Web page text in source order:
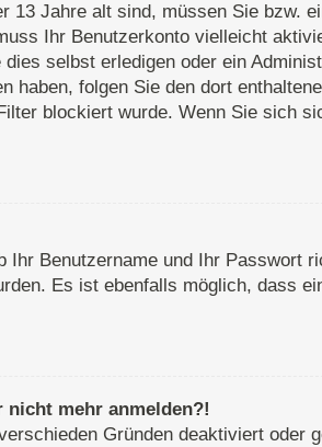
Jahre alt sind, müssen Sie bzw.
Ihr Benutzerkonto vielleicht
selbst erledigen oder ein
folgen Sie den dort
blockiert wurde. Wenn Sie sich
Benutzername und Ihr Passwort
Es ist ebenfalls möglich, dass
mehr anmelden?!
Gründen deaktiviert